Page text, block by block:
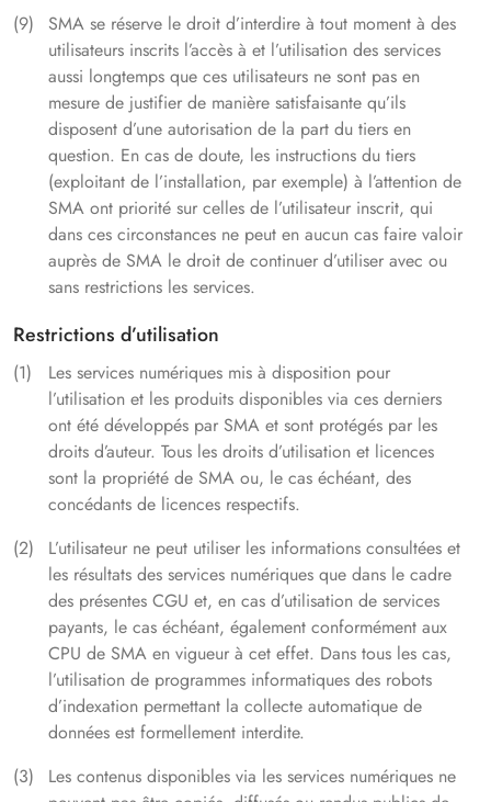
SMA se réserve le droit d’interdire à tout moment à des
utilisateurs inscrits l’accès à et l’utilisation des services
aussi longtemps que ces utilisateurs ne sont pas en
mesure de justifier de manière satisfaisante qu’ils
disposent d’une autorisation de la part du tiers en
question. En cas de doute, les instructions du tiers
(exploitant de l’installation, par exemple) à l’attention de
SMA ont priorité sur celles de l’utilisateur inscrit, qui
dans ces circonstances ne peut en aucun cas faire valoir
auprès de SMA le droit de continuer d’utiliser avec ou
sans restrictions les services.
Restrictions d’utilisation
Les services numériques mis à disposition pour
l’utilisation et les produits disponibles via ces derniers
ont été développés par SMA et sont protégés par les
droits d’auteur. Tous les droits d’utilisation et licences
sont la propriété de SMA ou, le cas échéant, des
concédants de licences respectifs.
L’utilisateur ne peut utiliser les informations consultées et
les résultats des services numériques que dans le cadre
des présentes CGU et, en cas d’utilisation de services
payants, le cas échéant, également conformément aux
CPU de SMA en vigueur à cet effet. Dans tous les cas,
l’utilisation de programmes informatiques des robots
d’indexation permettant la collecte automatique de
données est formellement interdite.
Les contenus disponibles via les services numériques ne